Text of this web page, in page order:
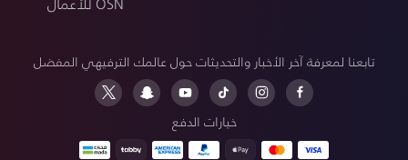
تابعنا لمعرفة آخر الأخبار والتحديثات حول عالمك الترفيهي المفضل
خيارات الدفع